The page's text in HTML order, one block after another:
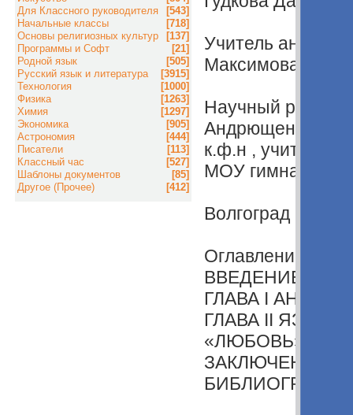
Учитель
Максимова
Научный
Андрющенко
к.ф.н , учитель
МОУ гимназия
Волгоград 2017
Оглавление
ВВЕДЕНИЕ 3
ГЛАВА I
ГЛАВА II
«ЛЮБОВЬ» В
ЗАКЛЮЧЕНИЕ 15
БИБЛИОГРАФИЯ
Для Классного руководителя
[543]
Начальные классы
[718]
Основы религиозных культур
[137]
Программы и Софт
[21]
Родной язык
[505]
Русский язык и литература
[3915]
Технология
[1000]
Физика
[1263]
Химия
[1297]
Экономика
[905]
Астрономия
[444]
Писатели
[113]
Классный час
[527]
Шаблоны документов
[85]
Другое (Прочее)
[412]